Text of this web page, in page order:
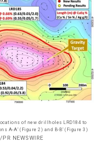
of new drillholes LRD184 to
A-A’ (Figure 2) and B-B’ (Figure 3)
NEWSWIRE